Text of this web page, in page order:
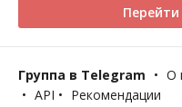
Группа в Telegram • О
• API • Рекомендации